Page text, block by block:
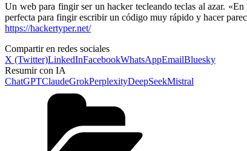
Un web para fingir ser un hacker tecleando teclas al azar.
perfecta para fingir escribir un código muy rápido y hacer
https://hackertyper.net/
Compartir en redes sociales
X (Twitter)LinkedInFacebookWhatsAppEmailBluesky
Resumir con IA
ChatGPTClaudeGrokPerplexityDeepSeekMistral